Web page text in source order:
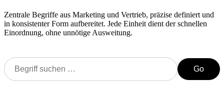
Zentrale Begriffe aus Marketing und Vertrieb, präzise definiert und
in konsistenter Form aufbereitet. Jede Einheit dient der schnellen
Einordnung, ohne unnötige Ausweitung.
Go